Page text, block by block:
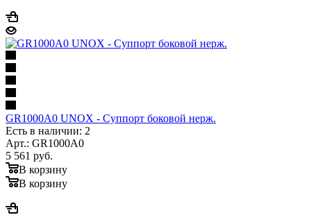
GR1000A0 UNOX - Суппорт боковой нерж.
Есть в наличии: 2
Арт.: GR1000A0
5 561 руб.
В корзину
В корзину